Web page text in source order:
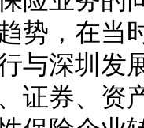
势，在当
与深圳发
证券、资